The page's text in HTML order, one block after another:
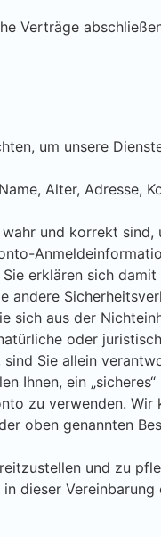
Verträge
um unsere
Alter, Adresse,
und korrekt sind,
erklären sich damit
andere
sich aus der
oder
Sie allein
Ihnen, ein
zu verwenden. Wir
oben genannten
und zu
dieser Vereinbarung